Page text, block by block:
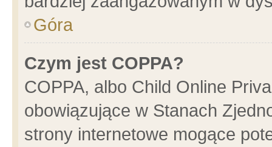
Góra
Czym jest COPPA?
COPPA, albo Child Online
obowiązujące w Stanach
strony internetowe mogące